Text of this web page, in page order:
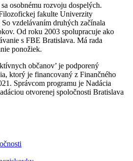
osobnému rozvoju dospelých.
fakulte Univerzity
vzdelávaním druhých začínala
Od roku 2003 spolupracuje ako
s FBE Bratislava. Má rada
ponožiek.
občanov’ je podporený
ktorý je financovaný z Finančného
Správcom programu je Nadácia
otvorenej spoločnosti Bratislava